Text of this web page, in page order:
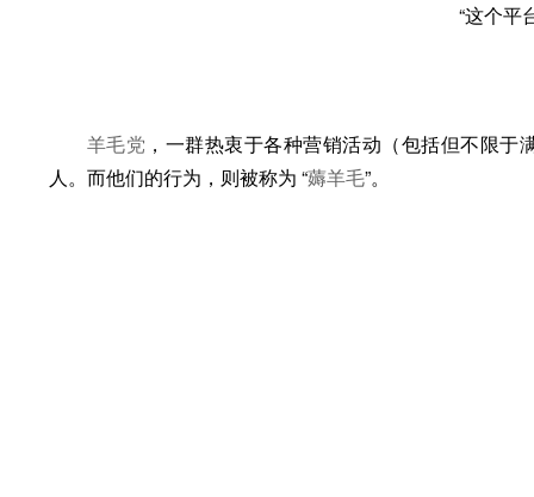
“这个平
羊毛党 ，一群热衷于各种营销活动（包括但不限
人。而他们的行为，则被称为 “薅羊毛”。